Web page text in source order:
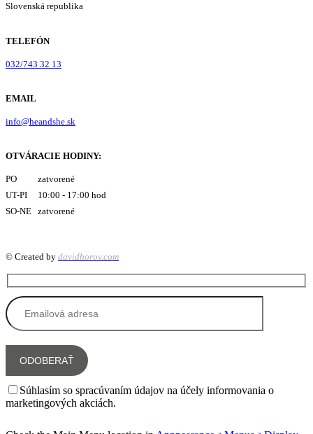
Slovenská republika
TELEFÓN
032/743 32 13
EMAIL
info@heandshe.sk
OTVÁRACIE HODINY:
PO zatvorené
UT-PI 10:00 - 17:00 hod
SO-NE zatvorené
© Created by davidhorov.com
Súhlasím so spracúvaním údajov na účely informovania o
marketingových akciách.